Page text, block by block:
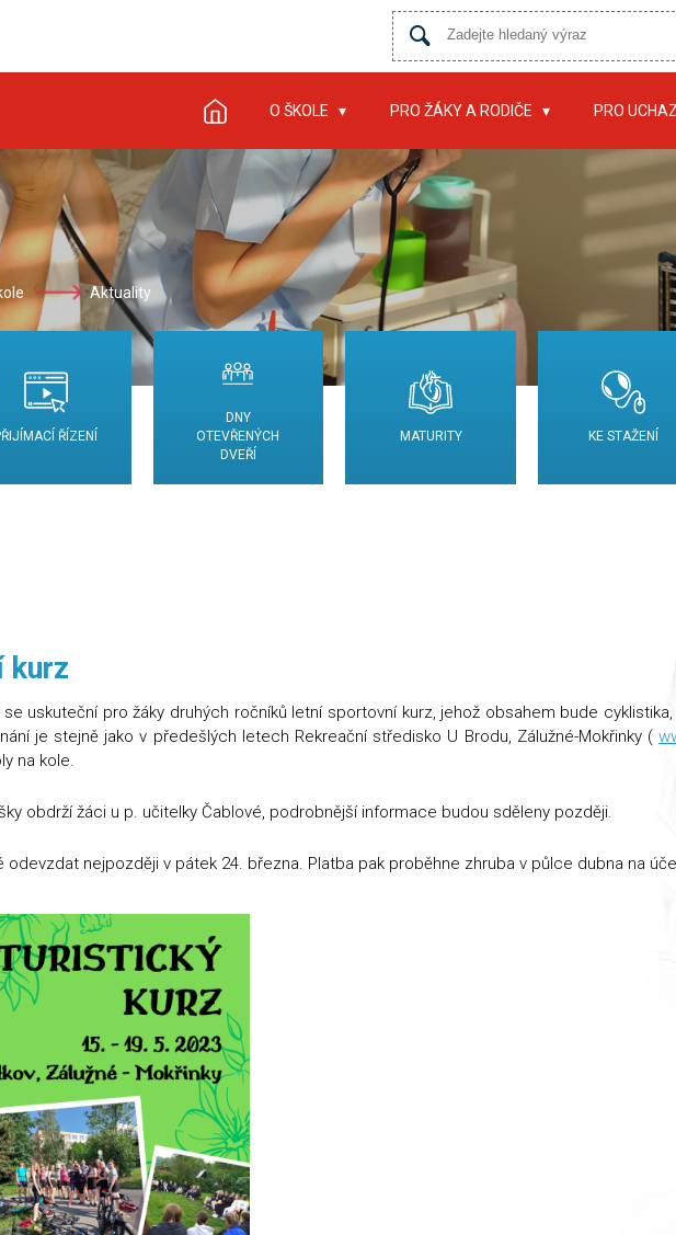
O ŠKOLE PRO ŽÁKY A RODIČE PRO
Aktuality
ŘÍZENÍ
DNY
OTEVŘENÝCH
DVEŘÍ
MATURITY KE STAŽENÍ
kurz
se uskuteční pro žáky druhých ročníků letní sportovní kurz, jehož obsahem bude
je stejně jako v předešlých letech Rekreační středisko U Brodu, Zálužné-Mokřinky (
na kole.
obdrží žáci u p. učitelky Čablové, podrobnější informace budou sděleny později.
odevzdat nejpozději v pátek 24. března. Platba pak proběhne zhruba v půlce dubna na